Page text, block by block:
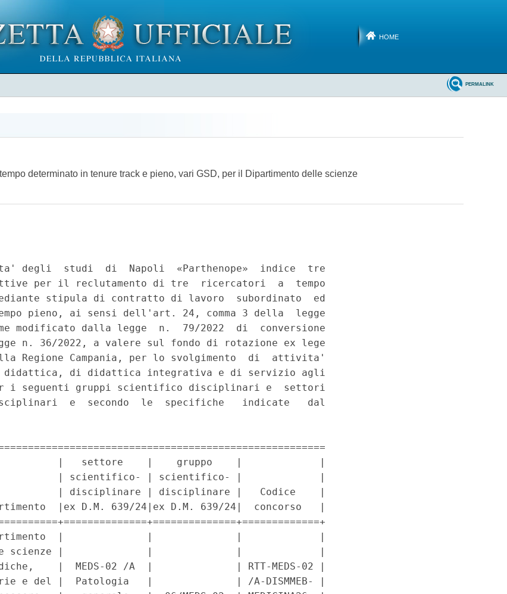
HOME
PERMALINK
determinato in tenure track e pieno, vari GSD, per il Dipartimento delle scienze